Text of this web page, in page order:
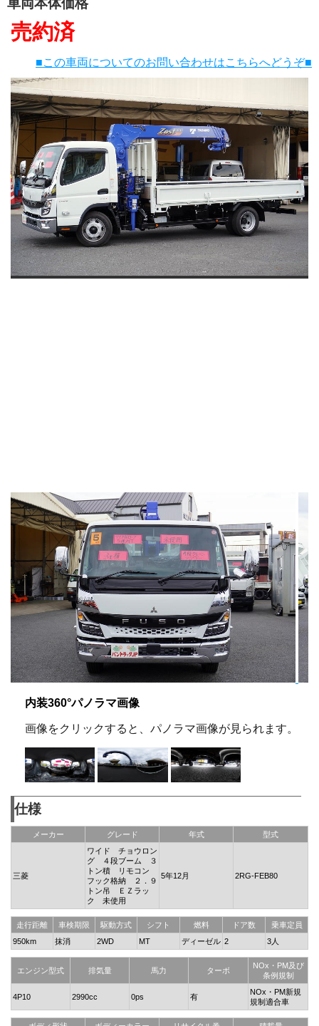
車両本体価格
売約済
■この車両についてのお問い合わせはこちらへどうぞ■
内装360°パノラマ画像
画像をクリックすると、パノラマ画像が見られます。
仕様
メーカー グレード 年式 型式
三菱
ワイド チョウロン
グ ４段ブーム ３
トン積 リモコン
フック格納 ２．９
トン吊 ＥＺラッ
ク 未使用
5年12月 2RG-FEB80
走行距離 車検期限 駆動方式 シフト 燃料 ドア数
乗車定員
950km
抹消 2WD MT ディーゼル 2 3人
エンジン型式 排気量 馬力 ターボ
NOx・PM及び
条例規制
4P10 2990cc 0ps 有
NOx・PM新規
規制適合車